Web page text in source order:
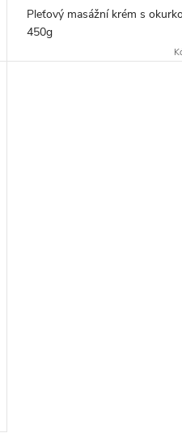
Pleťový masážní krém s
450g